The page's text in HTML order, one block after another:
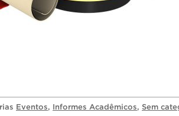
Eventos, Informes Acadêmicos, Sem